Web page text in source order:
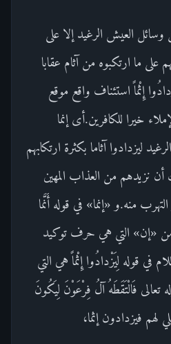
وسائل العيش الرغيد إلا على
على ما ارتكبوه من آثام عقابا
إِثْماً استئناف واقع موقع
خيرا للكافرين.أى إنما
ليزدادوا آثاما بكثرة ارتكابهم
نزيدهم من العذاب المهين
منه.و «إنما» في قوله أَنَّما
من «إن» التي هي حرف توكيد
في قوله لِيَزْدادُوا إِثْماً هي التي
تعالى فَالْتَقَطَهُ آلُ فِرْعَوْنَ لِيَكُونَ
لهم فيزدادون إثما،